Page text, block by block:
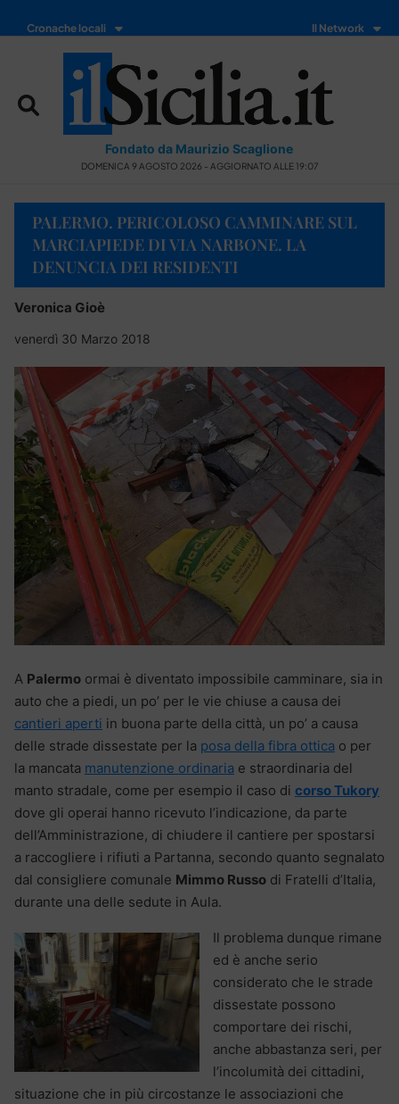
Cronache locali Il Network
Fondato da Maurizio Scaglione
DOMENICA 9 AGOSTO 2026 - AGGIORNATO ALLE 19:07
PALERMO. PERICOLOSO CAMMINARE SUL
MARCIAPIEDE DI VIA NARBONE. LA
DENUNCIA DEI RESIDENTI
Veronica Gioè
venerdì 30 Marzo 2018
A Palermo ormai è diventato impossibile camminare, sia in
auto che a piedi, un po’ per le vie chiuse a causa dei
cantieri aperti in buona parte della città, un po’ a causa
delle strade dissestate per la posa della fibra ottica o per
la mancata manutenzione ordinaria e straordinaria del
manto stradale, come per esempio il caso di corso Tukory
dove gli operai hanno ricevuto l’indicazione, da parte
dell’Amministrazione, di chiudere il cantiere per spostarsi
a raccogliere i rifiuti a Partanna, secondo quanto segnalato
dal consigliere comunale Mimmo Russo di Fratelli d’Italia,
durante una delle sedute in Aula.
Il problema dunque rimane
ed è anche serio
considerato che le strade
dissestate possono
comportare dei rischi,
anche abbastanza seri, per
l’incolumità dei cittadini,
situazione che in più circostanze le associazioni che